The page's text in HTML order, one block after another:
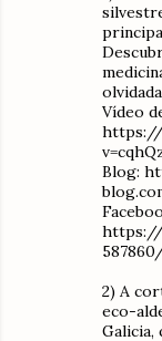
Vídeo
https://
Blog:
https://
2) A
eco-
Galicia,